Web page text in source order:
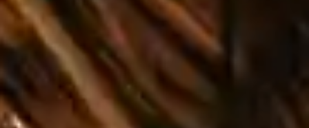
Español